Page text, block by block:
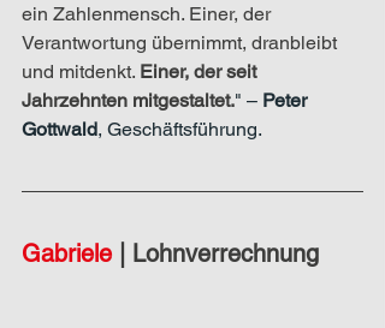
ein Zahlenmensch. Einer, der
Verantwortung übernimmt, dranbleibt
und mitdenkt. Einer, der seit
Jahrzehnten mitgestaltet." – Peter
Gottwald, Geschäftsführung.
Gabriele Lohnverrechnung